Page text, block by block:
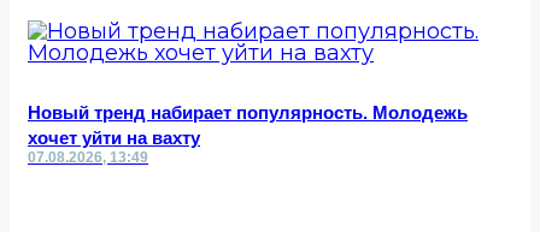
Новый тренд набирает популярность. Молодежь
хочет уйти на вахту
07.08.2026, 13:49